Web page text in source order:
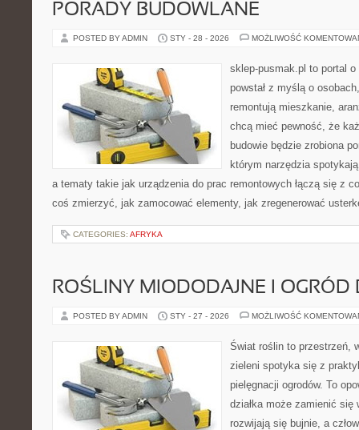
PORADY BUDOWLANE
POSTED BY ADMIN STY - 28 - 2026 MOŻLIWOŚĆ
sklep-pusmak.pl to portal
powstał z myślą o
remontują mieszkanie,
chcą mieć pewność, że
budowie będzie zrobiona
którym narzędzia
a tematy takie jak urządzenia do prac remontowych łączą się z
coś zmierzyć, jak zamocować elementy, jak zregenerować
CATEGORIES: AFRYKA
ROŚLINY MIODODAJNE I
POSTED BY ADMIN STY - 27 - 2026 MOŻLIWOŚĆ
Świat roślin to przestrzeń,
zieleni spotyka się z
pielęgnacji ogrodów. To
działka może zamienić
rozwijają się bujnie, a